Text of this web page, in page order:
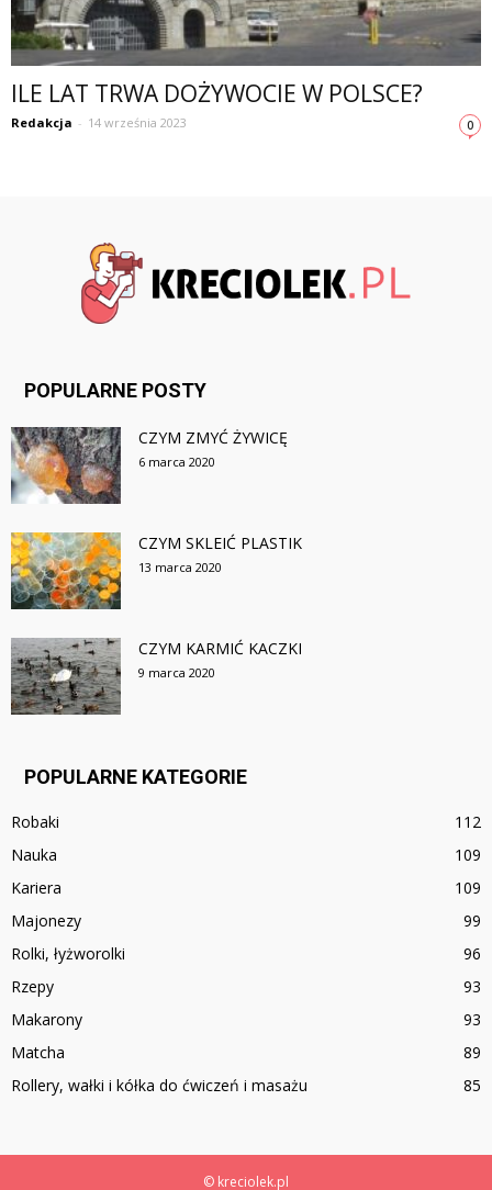
ILE LAT TRWA DOŻYWOCIE W POLSCE?
Redakcja - 14 września 2023 0
POPULARNE POSTY
CZYM ZMYĆ ŻYWICĘ
6 marca 2020
CZYM SKLEIĆ PLASTIK
13 marca 2020
CZYM KARMIĆ KACZKI
9 marca 2020
POPULARNE KATEGORIE
Robaki
112
Nauka
109
Kariera
109
Majonezy
99
Rolki, łyżworolki
96
Rzepy
93
Makarony
93
Matcha
89
Rollery, wałki i kółka do ćwiczeń i masażu
85
© kreciolek.pl